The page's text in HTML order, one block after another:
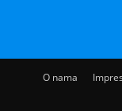
O nama